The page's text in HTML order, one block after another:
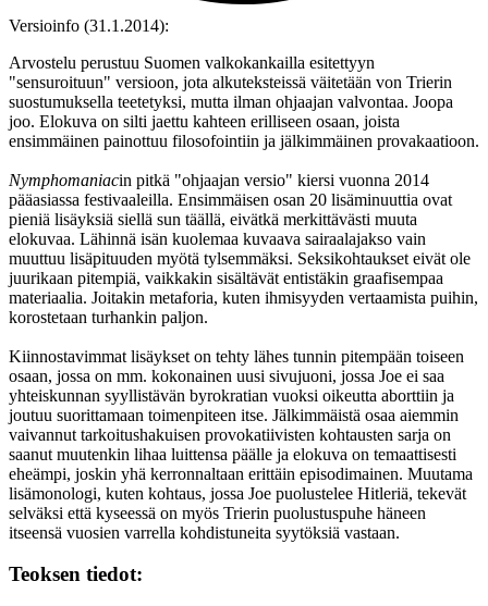
Versioinfo (31.1.2014):
Arvostelu perustuu Suomen valkokankailla esitettyyn
"sensuroituun" versioon, jota alkuteksteissä väitetään von Trierin
suostumuksella teetetyksi, mutta ilman ohjaajan valvontaa. Joopa
joo. Elokuva on silti jaettu kahteen erilliseen osaan, joista
ensimmäinen painottuu filosofointiin ja jälkimmäinen provakaatioon.
Nymphomaniacin pitkä "ohjaajan versio" kiersi vuonna 2014
pääasiassa festivaaleilla. Ensimmäisen osan 20 lisäminuuttia ovat
pieniä lisäyksiä siellä sun täällä, eivätkä merkittävästi muuta
elokuvaa. Lähinnä isän kuolemaa kuvaava sairaalajakso vain
muuttuu lisäpituuden myötä tylsemmäksi. Seksikohtaukset eivät ole
juurikaan pitempiä, vaikkakin sisältävät entistäkin graafisempaa
materiaalia. Joitakin metaforia, kuten ihmisyyden vertaamista puihin,
korostetaan turhankin paljon.
Kiinnostavimmat lisäykset on tehty lähes tunnin pitempään toiseen
osaan, jossa on mm. kokonainen uusi sivujuoni, jossa Joe ei saa
yhteiskunnan syyllistävän byrokratian vuoksi oikeutta aborttiin ja
joutuu suorittamaan toimenpiteen itse. Jälkimmäistä osaa aiemmin
vaivannut tarkoitushakuisen provokatiivisten kohtausten sarja on
saanut muutenkin lihaa luittensa päälle ja elokuva on temaattisesti
eheämpi, joskin yhä kerronnaltaan erittäin episodimainen. Muutama
lisämonologi, kuten kohtaus, jossa Joe puolustelee Hitleriä, tekevät
selväksi että kyseessä on myös Trierin puolustuspuhe häneen
itseensä vuosien varrella kohdistuneita syytöksiä vastaan.
Teoksen tiedot: